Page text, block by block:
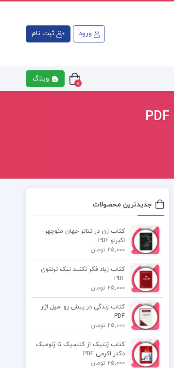
ورود ثبت نام
0 وبلاگ
جدیدترین محصولات
کتاب زن در تئاتر جهان منوچهر
اکبرلو PDF
25,000 تومان
کتاب زیاد فکر نکنید نیک ترنتون
PDF
25,000 تومان
کتاب زندگی در پیش رو امیل اژار
PDF
25,000 تومان
کتاب ژنتیک از کلاسیک تا ژنومیک
دکتر اکرمی PDF
25,000 تومان